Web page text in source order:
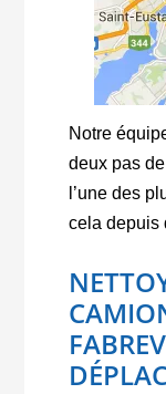
Notre
deux pas
l’une des
cela depuis